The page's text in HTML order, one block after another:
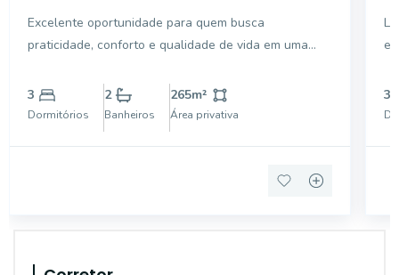
Embu das Artes - SP
Excelente oportunidade para quem busca
praticidade, conforto e qualidade de vida em uma
uma rua sem saída dentro de condomínio fechado,
esta charmosa casa térrea oferece ambientes
amplos, bem iluminados
3
Dormitórios
2
Banheiros
265m²
Área privativa
e
3